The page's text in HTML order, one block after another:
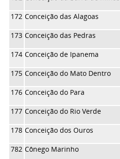
172 Conceição das Alagoas
173 Conceição das Pedras
174 Conceição de Ipanema
175 Conceição do Mato Dentro
176 Conceição do Para
177 Conceição do Rio Verde
178 Conceição dos Ouros
782 Cônego Marinho